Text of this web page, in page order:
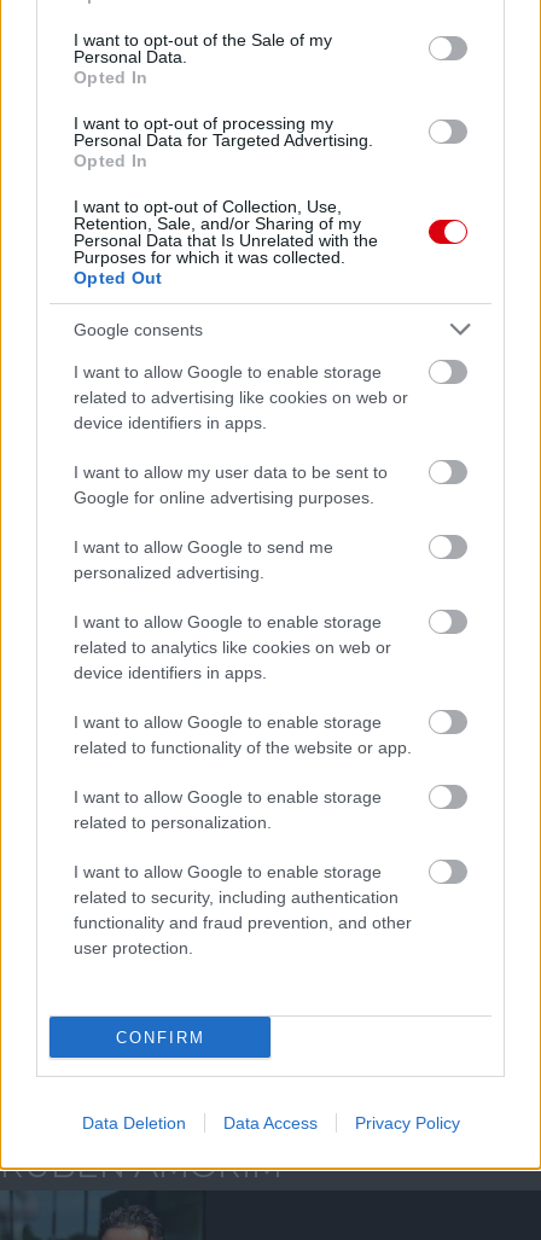
use your data for below specified purposes in below Google
consent section.
I want to opt-out of the Sale of my
Personal Data.
Opted In
I want to opt-out of processing my
Personal Data for Targeted Advertising.
Opted In
I want to opt-out of Collection, Use,
Retention, Sale, and/or Sharing of my
Personal Data that Is Unrelated with the
Purposes for which it was collected.
Opted Out
Google consents
I want to allow Google to enable storage
related to advertising like cookies on web or
device identifiers in apps.
I want to allow my user data to be sent to
Google for online advertising purposes.
I want to allow Google to send me
personalized advertising.
I want to allow Google to enable storage
related to analytics like cookies on web or
device identifiers in apps.
I want to allow Google to enable storage
related to functionality of the website or app.
I want to allow Google to enable storage
related to personalization.
I want to allow Google to enable storage
related to security, including authentication
functionality and fraud prevention, and other
user protection.
CONFIRM
Data Deletion Data Access Privacy Policy
Meccs Center
Leeds UnitedvsManchester
Felkészülési szezon 5. mérkőzés
Croke Park, Dublin
2 nap 13 óra 27 perc 2 másodperc
AC MilanvsManchester United2026-08-15 18:00
ELŐZŐ MÉRKŐZÉSEK
Támogatás
Támogasd adományoddal
a ManUtdFanatics.hu működését!
RUBEN AMORIM